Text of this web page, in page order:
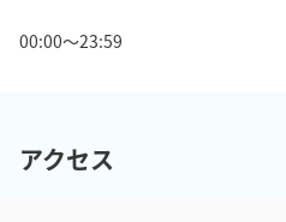
00:00〜23:59
アクセス